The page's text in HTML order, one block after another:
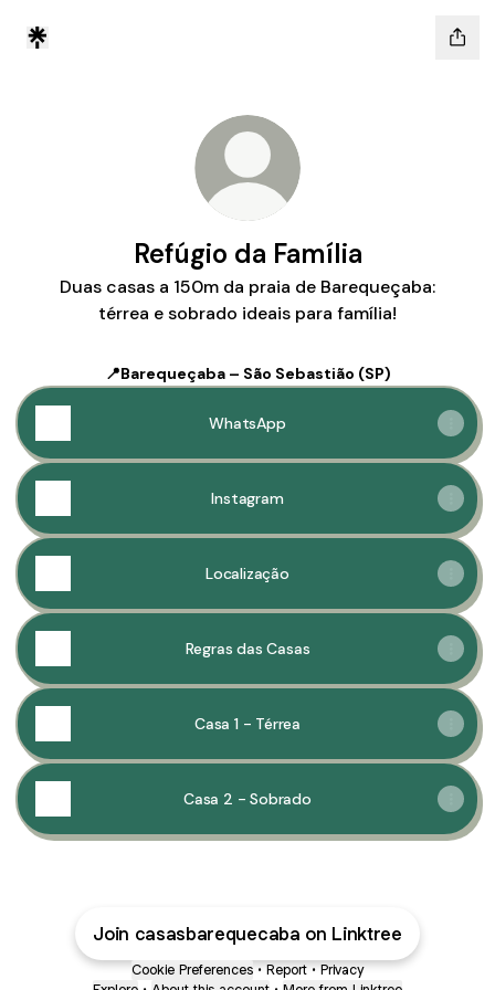
Refúgio da Família
Duas casas a 150m da praia de Barequeçaba:
térrea e sobrado ideais para família!
📍Barequeçaba – São Sebastião (SP)
WhatsApp
Instagram
Localização
Regras das Casas
Casa 1 - Térrea
Casa 2 - Sobrado
Join casasbarequecaba on Linktree
Cookie Preferences • Report • Privacy